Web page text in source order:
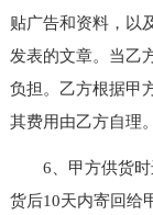
贴广告和资料，以
发表的文章。当乙
负担。乙方根据甲
其费用由乙方自理。
6、甲方供货时
货后10天内寄回给